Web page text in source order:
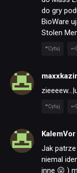
do gry
BioWare
Stolen
Cytuj
Cytuj
KalemVor
Jak
niemal
inne 😛 )